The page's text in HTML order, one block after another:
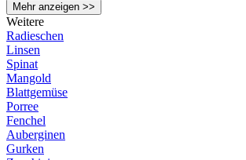
Mehr anzeigen >>
Weitere
Radieschen
Linsen
Spinat
Mangold
Blattgemüse
Porree
Fenchel
Auberginen
Gurken